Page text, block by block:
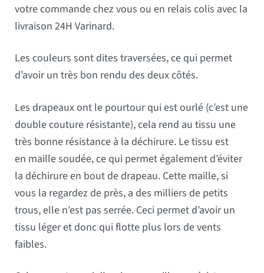
votre commande chez vous ou en relais colis avec la
livraison 24H Varinard.
Les couleurs sont dites traversées, ce qui permet
d’avoir un très bon rendu des deux côtés.
Les drapeaux ont le pourtour qui est ourlé (c’est une
double couture résistante), cela rend au tissu une
très bonne résistance à la déchirure. Le tissu est
en maille soudée, ce qui permet également d’éviter
la déchirure en bout de drapeau. Cette maille, si
vous la regardez de près, a des milliers de petits
trous, elle n’est pas serrée. Ceci permet d’avoir un
tissu léger et donc qui flotte plus lors de vents
faibles.